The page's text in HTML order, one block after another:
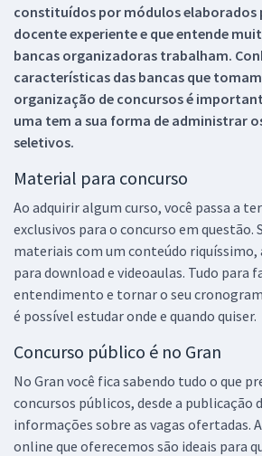
constituídos por módulos elaborados
docente experiente e que entende
bancas organizadoras trabalham.
características das bancas que
organização de concursos é
uma tem a sua forma de administrar
seletivos.
Material para concurso
Ao adquirir algum curso, você passa a
exclusivos para o concurso em questão.
materiais com um conteúdo
para download e videoaulas. Tudo para
entendimento e tornar o seu
é possível estudar onde e quando quiser.
Concurso público é no Gran
No Gran você fica sabendo tudo o que
concursos públicos, desde a publicação
informações sobre as vagas ofertadas.
online que oferecemos são ideais para